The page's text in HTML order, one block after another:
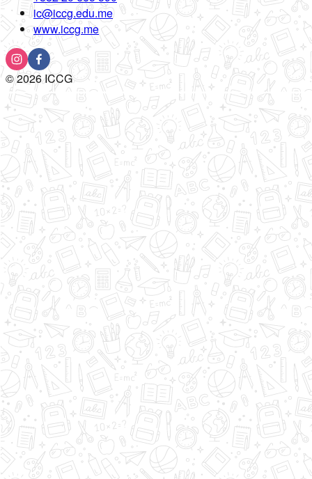
ic@iccg.edu.me
www.iccg.me
©2026ICCG